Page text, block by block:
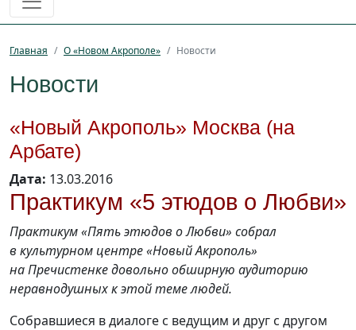
Главная О «Новом Акрополе» Новости
Новости
«Новый Акрополь» Москва (на
Арбате)
Дата: 13.03.2016
Практикум «5 этюдов о Любви»
Практикум «Пять этюдов о Любви» собрал
в культурном центре «Новый Акрополь»
на Пречистенке довольно обширную аудиторию
неравнодушных к этой теме людей.
Собравшиеся в диалоге с ведущим и друг с другом